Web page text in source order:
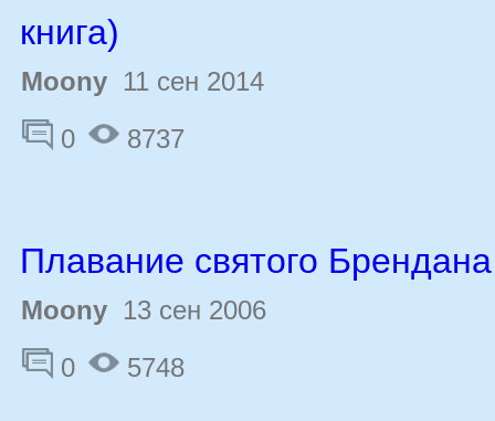
книга)
Moony 11 сен 2014
0
8737
Плавание святого Брендана
Moony 13 сен 2006
0
5748